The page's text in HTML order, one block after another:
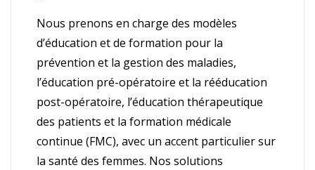
Nous prenons en charge des modèles
d’éducation et de formation pour la
prévention et la gestion des maladies,
l’éducation pré-opératoire et la rééducation
post-opératoire, l’éducation thérapeutique
des patients et la formation médicale
continue (FMC), avec un accent particulier sur
la santé des femmes. Nos solutions